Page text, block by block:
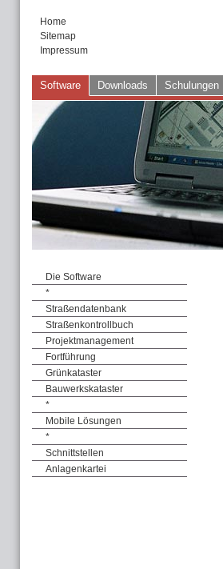
Home
Sitemap
Impressum
Software Downloads Schulungen
Die Software
*
Straßendatenbank
Straßenkontrollbuch
Projektmanagement
Fortführung
Grünkataster
Bauwerkskataster
*
Mobile Lösungen
*
Schnittstellen
Anlagenkartei